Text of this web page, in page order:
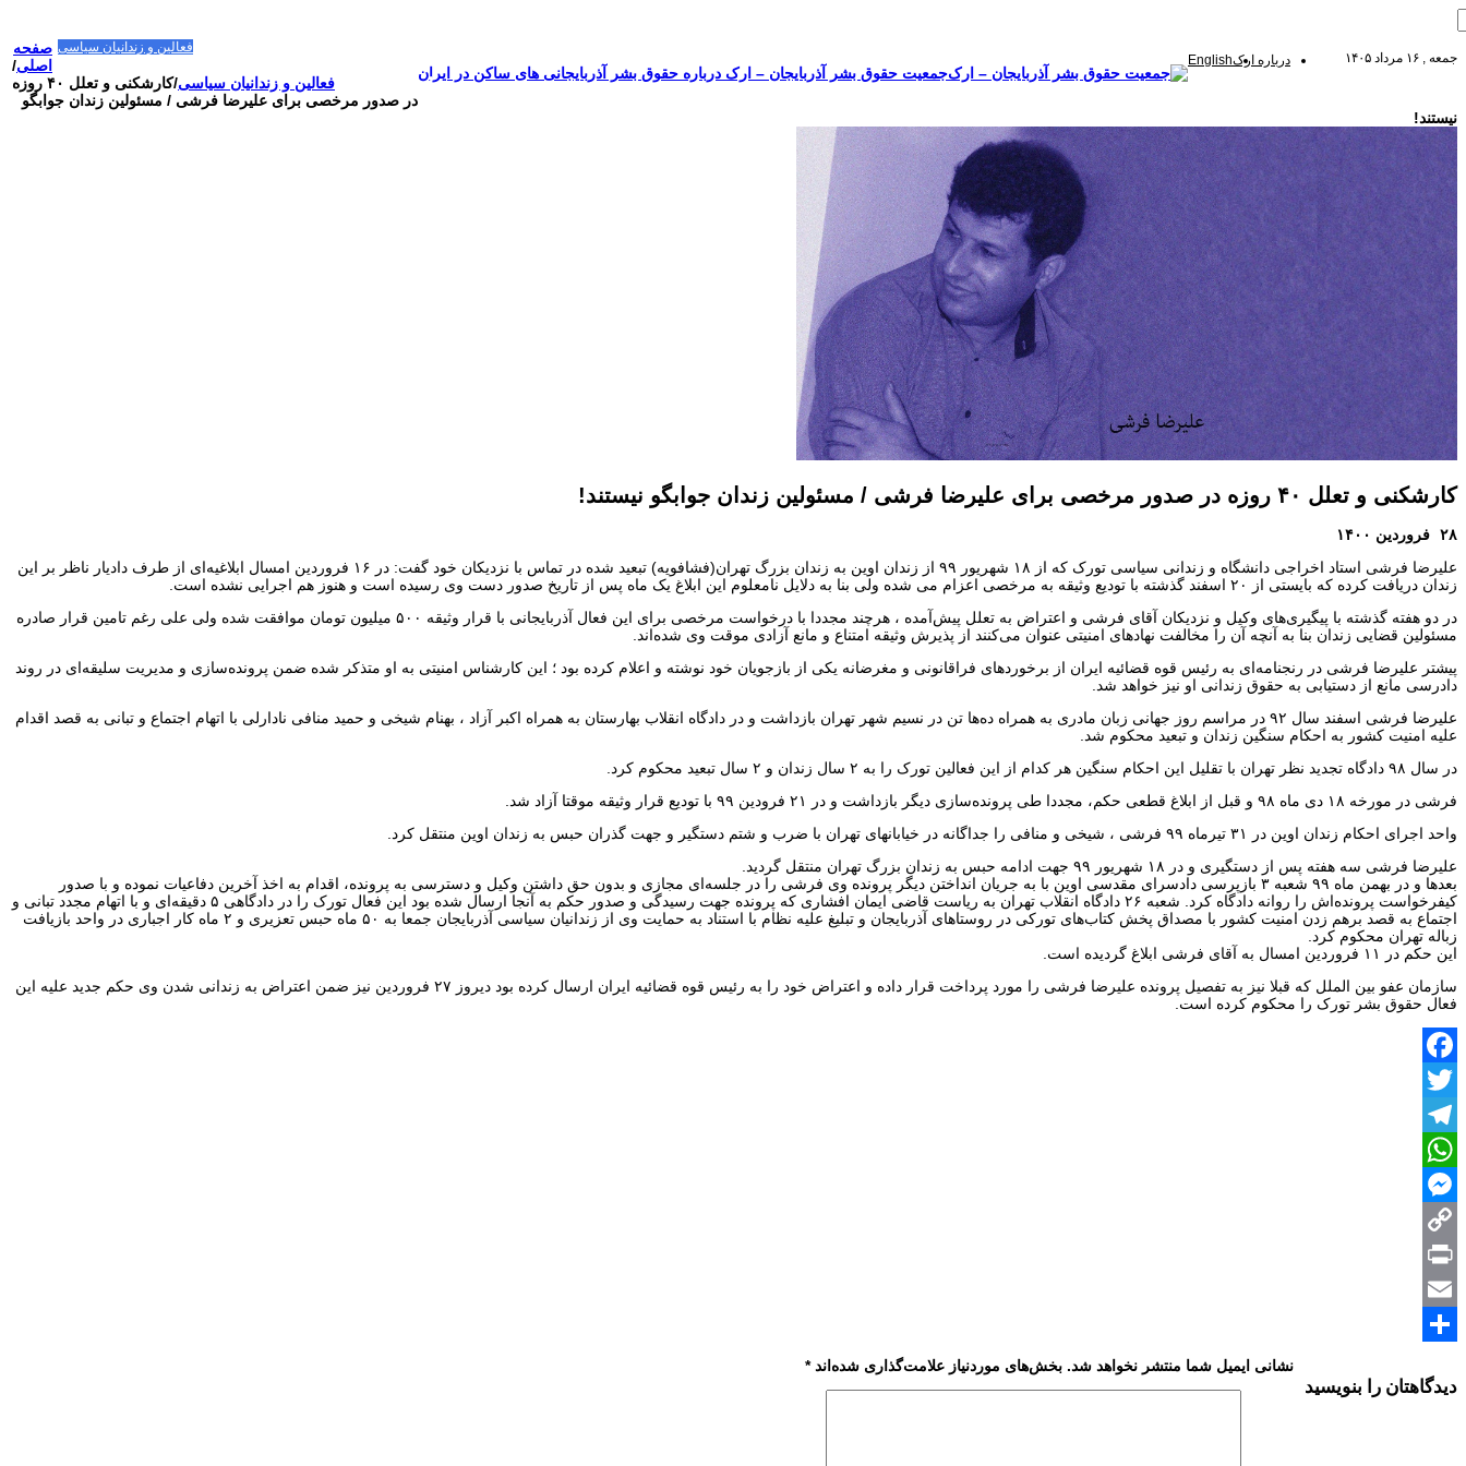
جمعه , ۱۶ مرداد ۱۴۰۵ درباره ارکEnglish
جمعیت حقوق بشر آذربایجان – ارک درباره حقوق بشر آذربایجانی های ساکن در ایران
فعالین و زندانیان سیاسی صفحه
اصلی/
فعالین و زندانیان سیاسی/
کارشکنی و تعلل ۴۰ روزه
در صدور مرخصی برای علیرضا فرشی / مسئولین زندان جوابگو
نیستند!
کارشکنی و تعلل ۴۰ روزه در صدور مرخصی برای علیرضا فرشی / مسئولین زندان جوابگو نیستند!
۲۸ فروردین ۱۴۰۰
علیرضا فرشی استاد اخراجی دانشگاه و زندانی سیاسی تورک که از ۱۸ شهریور ۹۹ از زندان اوین به زندان بزرگ تهران(فشافویه) تبعید شده در تماس با نزدیکان خود گفت: در ۱۶ فروردین امسال ابلاغیه‌ای از طرف دادیار ناظر بر این
زندان دریافت کرده که بایستی از ۲۰ اسفند گذشته با تودیع وثیقه به مرخصی اعزام می شده ولی بنا به دلایل نامعلوم این ابلاغ یک ماه پس از تاریخ صدور دست وی رسیده است و هنوز هم اجرایی نشده است.
در دو هفته گذشته با پیگیری‌های وکیل و نزدیکان آقای فرشی و اعتراض به تعلل پیش‌آمده ، هرچند مجددا با درخواست مرخصی برای این فعال آذربایجانی با قرار وثیقه ۵۰۰ میلیون تومان موافقت شده ولی علی رغم تامین قرار صادره
مسئولین قضایی زندان بنا به آنچه آن را مخالفت نهادهای امنیتی عنوان می‌کنند از پذیرش وثیقه امتناع و مانع آزادی موقت وی شده‌اند.
پیشتر علیرضا فرشی در رنجنامه‌ای به رئیس‌ قوه قضائیه ایران از برخوردهای فراقانونی و مغرضانه یکی از بازجویان خود نوشته و اعلام کرده بود ؛ این کارشناس امنیتی به او متذکر شده ضمن پرونده‌سازی و مدیریت سلیقه‌ای در روند
دادرسی مانع از دستیابی به حقوق زندانی او نیز خواهد شد.
علیرضا فرشی اسفند سال ۹۲ در مراسم روز جهانی زبان مادری به همراه ده‌ها تن در نسیم شهر تهران بازداشت و در دادگاه انقلاب بهارستان به همراه اکبر آزاد ، بهنام شیخی و حمید منافی نادارلی با اتهام اجتماع و تبانی به قصد اقدام
علیه امنیت کشور به احکام سنگین زندان و تبعید محکوم شد.
در سال ۹۸ دادگاه تجدید نظر تهران با تقلیل این احکام سنگین هر کدام از این فعالین تورک را به ۲ سال زندان و ۲ سال تبعید محکوم کرد.
فرشی در مورخه ۱۸ دی ماه ۹۸ و قبل از ابلاغ قطعی حکم، مجددا طی پرونده‌سازی دیگر بازداشت و در ۲۱ فرودین ۹۹ با تودیع قرار وثیقه موقتا آزاد شد.
واحد اجرای احکام زندان اوین در ۳۱ تیرماه ۹۹ فرشی ، شیخی و منافی را جداگانه در خیابانهای تهران با ضرب و شتم دستگیر و جهت گذران حبس به زندان اوین منتقل کرد.
علیرضا فرشی سه هفته پس از دستگیری و در ۱۸ شهریور ۹۹ جهت ادامه حبس به زندان بزرگ تهران منتقل گردید.
بعدها و در بهمن ماه ۹۹ شعبه ۳ بازپرسی دادسرای مقدسی اوین با به جریان انداختن دیگر پرونده‌ وی فرشی را در جلسه‌ای مجازی و بدون حق داشتن وکیل و دسترسی به پرونده، اقدام به اخذ آخرین دفاعیات نموده و با صدور
کیفرخواست پرونده‌اش را روانه دادگاه کرد. شعبه ۲۶ دادگاه انقلاب تهران به ریاست قاضی ایمان افشاری که پرونده جهت رسیدگی و صدور حکم به آنجا ارسال شده بود این فعال تورک را در دادگاهی ۵ دقیقه‌ای و با اتهام مجدد تبانی و
اجتماع به قصد برهم زدن امنیت کشور با مصداق پخش کتاب‌های تورکی در روستاهای آذربایجان و تبلیغ علیه نظام با استناد به حمایت وی از زندانیان سیاسی آذربایجان جمعا به ۵۰ ماه حبس تعزیری و ۲ ماه کار اجباری در واحد بازیافت
زباله تهران محکوم کرد.
این حکم در ۱۱ فروردین امسال به آقای فرشی ابلاغ گردیده است.
سازمان عفو بین الملل که قبلا نیز به تفصیل پرونده علیرضا فرشی را مورد پرداخت قرار داده و اعتراض خود را به رئیس‌ قوه قضائیه ایران ارسال کرده بود دیروز ۲۷ فروردین نیز ضمن اعتراض به زندانی شدن وی حکم جدید علیه این
فعال حقوق بشر تورک را محکوم کرده است.
Facebook
Twitter
Telegram
WhatsApp
Messenger
Copy
Link
Print
Email
دیدگاهتان را بنویسید
نشانی ایمیل شما منتشر نخواهد شد. بخش‌های موردنیاز علامت‌گذاری شده‌اند*